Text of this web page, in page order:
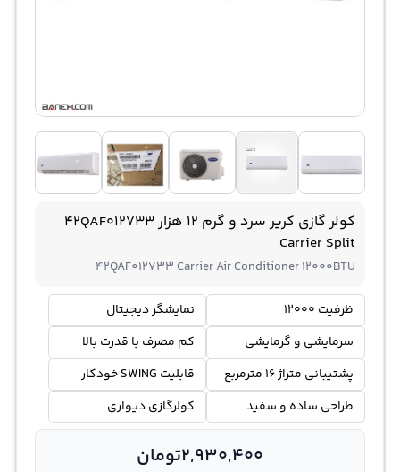
کولر گازی کریر سرد و گرم 12 هزار 42QAF012733
Carrier Split
42QAF012733 Carrier Air Conditioner 12000BTU
ظرفیت 12000
نمایشگر دیجیتال
سرمایشی و گرمایشی
کم مصرف با قدرت بالا
پشتیبانی متراژ 16 مترمربع
قابلیت SWING خودکار
طراحی ساده و سفید
کولرگازی دیواری
2,930,400تومان